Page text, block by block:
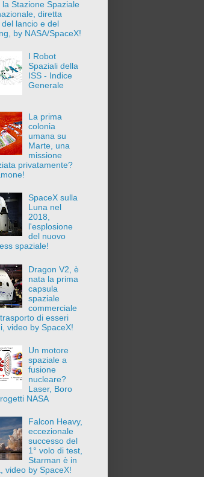
la Stazione Spaziale
diretta
lancio e del
by NASA/SpaceX!
I Robot
Spaziali della
ISS - Indice
Generale
La prima
colonia
umana su
Marte, una
missione
privatamente?
SpaceX sulla
Luna nel
2018,
l'esplosione
del nuovo
spaziale!
Dragon V2, è
nata la prima
capsula
spaziale
commerciale
di esseri
video by SpaceX!
Un motore
spaziale a
fusione
nucleare?
Laser, Boro
NASA
Falcon Heavy,
eccezionale
successo del
1° volo di test,
Starman è in
video by SpaceX!